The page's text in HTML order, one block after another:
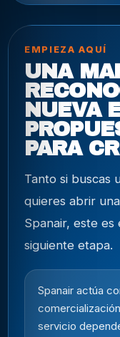
EMPIEZA AQUÍ
UNA
NUEVA
PARA
Tanto si buscas
quieres abrir
Spanair, este
siguiente etapa.
Spanair actúa
servicio